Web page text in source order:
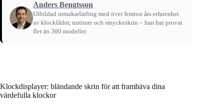
Anders Bengtsson
Utbildad urmakarlärling med över femton års erfarenhet
av klocklådor, urrörare och smyckeskrin – han har provat
fler än 300 modeller.
Klockdisplayer: bländande skrin för att framhäva dina
värdefulla klockor